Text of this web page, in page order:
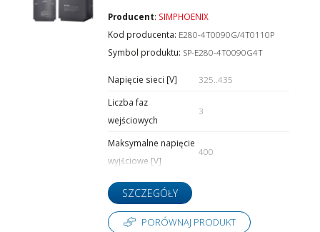
Producent: SIMPHOENIX
Kod producenta: E280-4T0090G/4T0110P
Symbol produktu: SP-E280-4T0090G4T
Napięcie sieci [V]
325..435
Liczba faz
wejściowych
3
Maksymalne napięcie
wyjściowe [V]
400
SZCZEGÓŁY
PORÓWNAJ PRODUKT